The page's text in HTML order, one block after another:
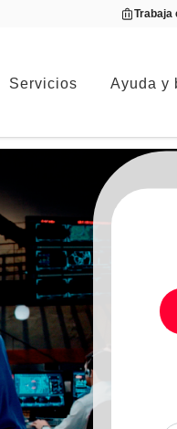
Trabaja
Servicios Ayuda y